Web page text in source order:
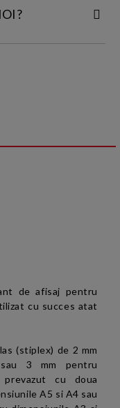
de afisaj pentru
cu succes atat
(stiplex) de 2 mm
3 mm pentru
prevazut cu doua
A5 si A4 sau